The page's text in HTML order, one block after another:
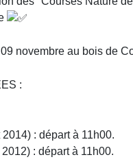
novembre au bois de
:
: départ à 11h00.
: départ à 11h00.